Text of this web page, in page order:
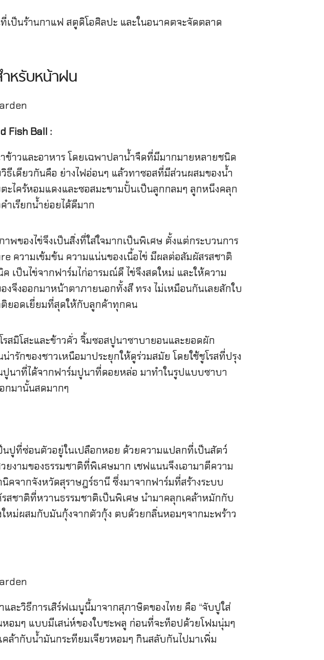
ป็นร้านกาแฟ สตูดิโอศิลปะ และในอนาคตจะจัดตลาด
ำหรับหน้าฝน
Fish Ball :
าวและอาหาร โดยเฉพาปลาน้ำจืดที่มีมากมายหลายชนิด
เดียวกันคือ ย่างไฟอ่อนๆ แล้วทาซอสที่มีส่วนผสมของน้ำ
ะไคร้หอมแดงและซอสมะขามปั้นเป็นลูกกลมๆ ลูกหนึงคลุก
ำเรียกน้ำย่อยได้ดีมาก
องไข่จึงเป็นสิ่งที่ใส่ใจมากเป็นพิเศษ ตั้งแต่กระบวนการ
ความเข้มข้น ความแน่นของเนื้อไข่ มีผลต่อสัมผัสรสชาติ
เป็นไข่จากฟาร์มไก่อารมณ์ดี ไข่จึงสดใหม่ และให้ความ
งจึงออกมาหน้าตาภายนอกทั้งสี ทรง ไม่เหมือนกันเลยสักใบ
ติยอดเยี่ยมที่สุดให้กับลูกค้าทุกคน
โรสมิโสะและข้าวคั่ว จิ้มซอสปูนาซาบายอนและยอดผัก
รักของชาวเหนือมาประยุกให้ดูร่วมสมัย โดยใช้ชูโรสที่ปรุง
ปูนาที่ได้จากฟาร์มปูนาที่ดอยหล่อ มาทำในรูปแบบซาบา
กมานั้นสดมากๆ
นปูที่ซ่อนตัวอยู่ในเปลือกหอย ด้วยความแปลกที่เป็นสัตว์
งามของธรรมชาติที่พิเศษมาก เชฟแนนจึงเอามาตีความ
จากจังหวัดสุราษฎร์ธานี ซึ่งมาจากฟาร์มที่สร้างระบบ
สชาติที่หวานธรรมชาติเป็นพิเศษ นำมาคลุกเคล้าหมักกับ
ใหม่ผสมกับมันกุ้งจากตัวกุ้ง ตบด้วยกลิ่นหอมๆจากมะพร้าว
ละวิธีการเสิร์ฟเมนูนี้มาจากสุภาษิตของไทย คือ “จับปูใส่
หอมๆ แบบมีเสน่ห์ของใบชะพลู ก่อนที่จะท็อปด้วยโฟมนุ่มๆ
คล้ากับน้ำมันกระทียมเจียวหอมๆ กินสลับกันไปมาเพิ่ม